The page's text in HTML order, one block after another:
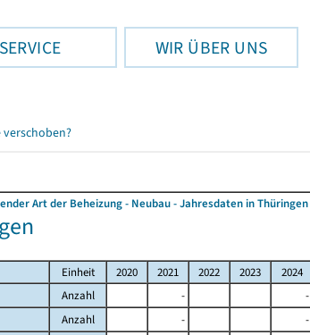
SERVICE WIR ÜBER UNS
Art der Beheizung - Neubau - Jahresdaten in Thüringen
Einheit 2020 2021 2022 2023 2024
Anzahl - -
Anzahl - -